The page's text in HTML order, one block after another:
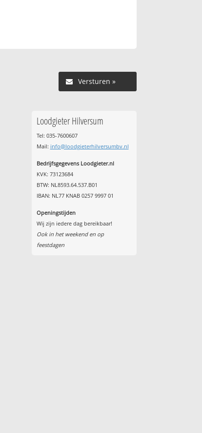
Versturen »
Loodgieter Hilversum
Tel: 035-7600607
Mail: info@loodgieterhilversumbv.nl
Bedrijfsgegevens Loodgieter.nl
KVK: 73123684
BTW: NL8593.64.537.B01
IBAN: NL77 KNAB 0257 9997 01
Openingstijden
Wij zijn iedere dag bereikbaar!
Ook in het weekend en op
feestdagen